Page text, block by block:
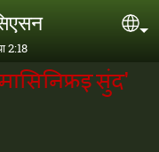
2:18
सुंद'